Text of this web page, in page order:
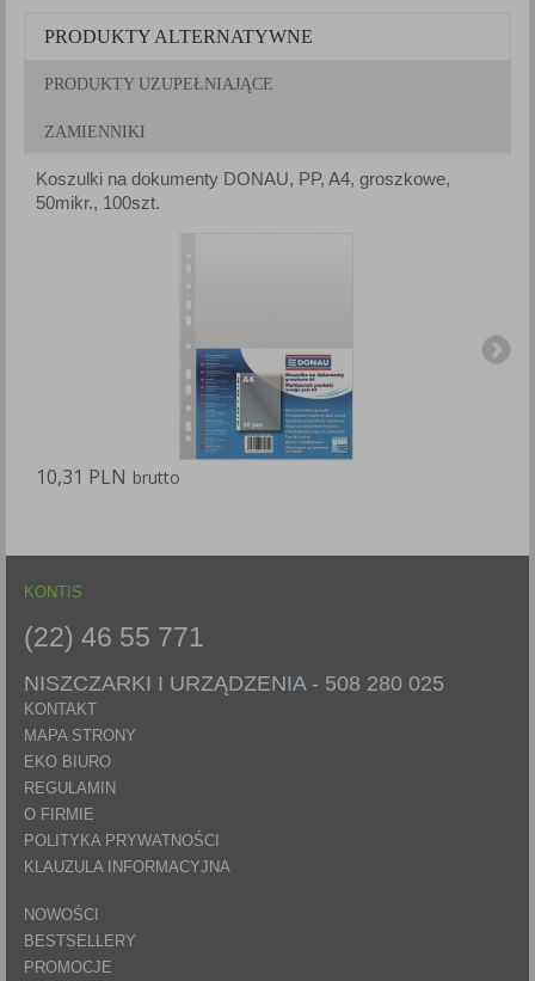
PRODUKTY ALTERNATYWNE
PRODUKTY UZUPEŁNIAJĄCE
ZAMIENNIKI
Koszulki na dokumenty DONAU, PP, A4, groszkowe,
50mikr., 100szt.
10,31 PLN brutto
KONTIS
(22) 46 55 771
NISZCZARKI I URZĄDZENIA - 508 280 025
KONTAKT
MAPA STRONY
EKO BIURO
REGULAMIN
O FIRMIE
POLITYKA PRYWATNOŚCI
KLAUZULA INFORMACYJNA
NOWOŚCI
BESTSELLERY
PROMOCJE